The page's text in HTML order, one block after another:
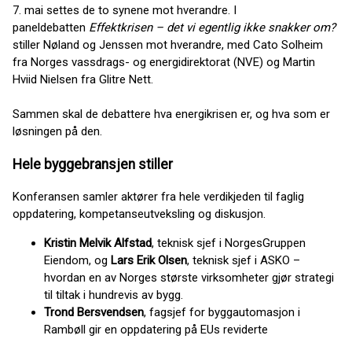
7. mai settes de to synene mot hverandre. I
paneldebatten Effektkrisen – det vi egentlig ikke snakker om?
stiller Nøland og Jenssen mot hverandre, med Cato Solheim
fra Norges vassdrags- og energidirektorat (NVE) og Martin
Hviid Nielsen fra Glitre Nett.
Sammen skal de debattere hva energikrisen er, og hva som er
løsningen på den.
Hele byggebransjen stiller
Konferansen samler aktører fra hele verdikjeden til faglig
oppdatering, kompetanseutveksling og diskusjon.
Kristin Melvik Alfstad, teknisk sjef i NorgesGruppen
Eiendom, og Lars Erik Olsen, teknisk sjef i ASKO –
hvordan en av Norges største virksomheter gjør strategi
til tiltak i hundrevis av bygg.
Trond Bersvendsen, fagsjef for byggautomasjon i
Rambøll gir en oppdatering på EUs reviderte